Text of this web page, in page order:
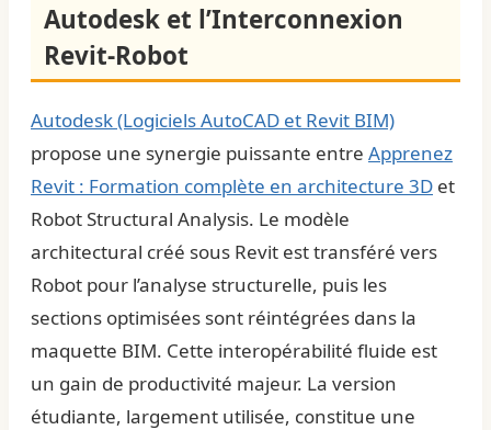
Autodesk et l’Interconnexion
Revit-Robot
Autodesk (Logiciels AutoCAD et Revit BIM)
propose une synergie puissante entre Apprenez
Revit : Formation complète en architecture 3D et
Robot Structural Analysis. Le modèle
architectural créé sous Revit est transféré vers
Robot pour l’analyse structurelle, puis les
sections optimisées sont réintégrées dans la
maquette BIM. Cette interopérabilité fluide est
un gain de productivité majeur. La version
étudiante, largement utilisée, constitue une